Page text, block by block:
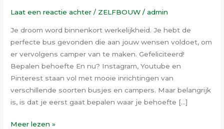
Laat een reactie achter / ZELFBOUW /admin
Je droom word binnenkort werkelijkheid. Je hebt de
perfecte bus gevonden die aan jouw wensen voldoet, om
er vervolgens camper van te maken. Gefeliciteerd!
Bepalen behoefte En nu? Instagram, Youtube en
Pinterest staan vol met mooie inrichtingen van
verschillende soorten busjes en campers. Maar belangrijk
is, is dat je eerst gaat bepalen waar je behoefte […]
Meer lezen »